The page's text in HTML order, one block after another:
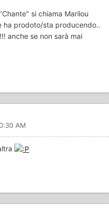
si chiama Marilou
ha prodoto/sta producendo..
anche se non sarà mai
AM